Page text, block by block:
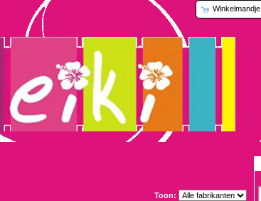
Winkelmandje
Toon: